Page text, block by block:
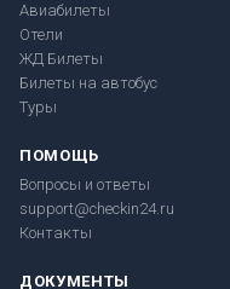
Авиабилеты
Отели
ЖД Билеты
Билеты на автобус
Туры
ПОМОЩЬ
Вопросы и ответы
support@checkin24.ru
Контакты
ДОКУМЕНТЫ